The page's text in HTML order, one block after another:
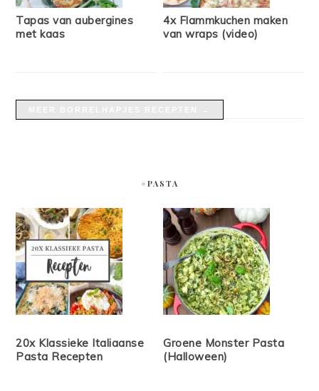
Tapas van aubergines
met kaas
4x Flammkuchen maken
van wraps (video)
#PASTA
20x Klassieke Italiaanse
Pasta Recepten
Groene Monster Pasta
(Halloween)